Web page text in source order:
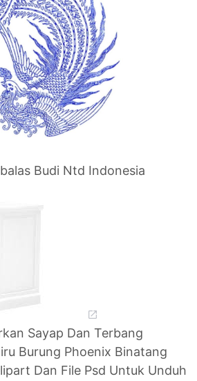
Budi Ntd Indonesia
Sayap Dan Terbang
Burung Phoenix Binatang
Dan File Psd Untuk Unduh